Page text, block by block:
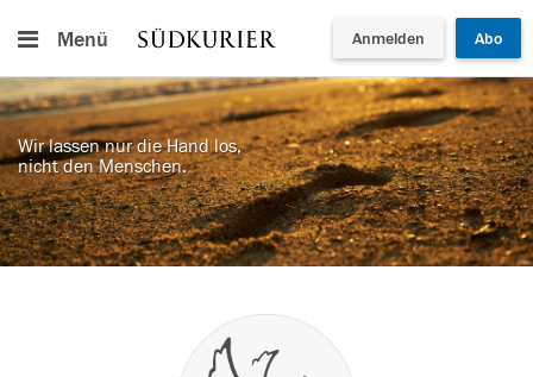
Menü Anmelden Abo
Wir lassen nur die Hand los,
nicht den Menschen.